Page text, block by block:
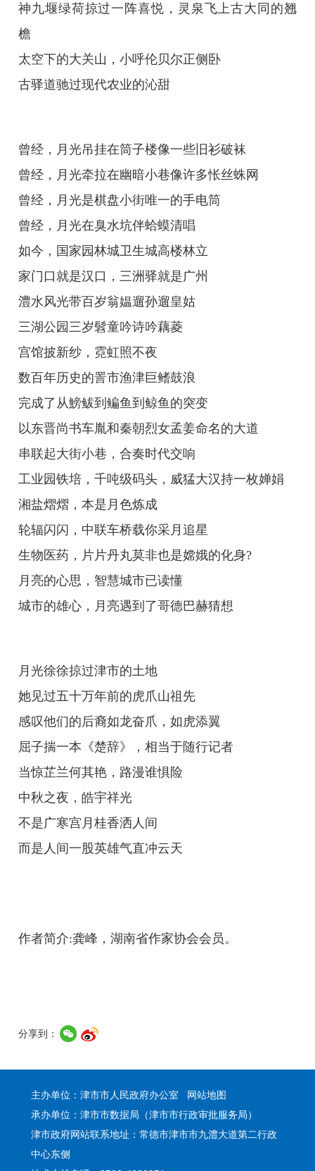
神九堰绿荷掠过一阵喜悦，灵泉飞上古大同的翘
檐
太空下的大关山，小呼伦贝尔正侧卧
古驿道驰过现代农业的沁甜
曾经，月光吊挂在筒子楼像一些旧衫破袜
曾经，月光牵拉在幽暗小巷像许多怅丝蛛网
曾经，月光是棋盘小街唯一的手电筒
曾经，月光在臭水坑伴蛤蟆清唱
如今，国家园林城卫生城高楼林立
家门口就是汉口，三洲驿就是广州
澧水风光带百岁翁媪遛孙遛皇姑
三湖公园三岁髫童吟诗吟藕菱
宫馆披新纱，霓虹照不夜
数百年历史的詈市渔津巨鳍鼓浪
完成了从鰟鲅到鳊鱼到鲸鱼的突变
以东晋尚书车胤和秦朝烈女孟姜命名的大道
串联起大街小巷，合奏时代交响
工业园铁培，千吨级码头，威猛大汉持一枚婵娟
湘盐熠熠，本是月色炼成
轮辐闪闪，中联车桥载你采月追星
生物医药，片片丹丸莫非也是嫦娥的化身?
月亮的心思，智慧城市已读懂
城市的雄心，月亮遇到了哥德巴赫猜想
月光徐徐掠过津市的土地
她见过五十万年前的虎爪山祖先
感叹他们的后裔如龙奋爪，如虎添翼
屈子揣一本《楚辞》，相当于随行记者
当惊芷兰何其艳，路漫谁惧险
中秋之夜，皓宇祥光
不是广寒宫月桂香洒人间
而是人间一股英雄气直冲云天
作者简介:龚峰，湖南省作家协会会员。
分享到：
主办单位：津市市人民政府办公室 网站地图
承办单位：津市市数据局（津市市行政审批服务局）
津市政府网站联系地址：常德市津市市九澧大道第二行政
中心东侧